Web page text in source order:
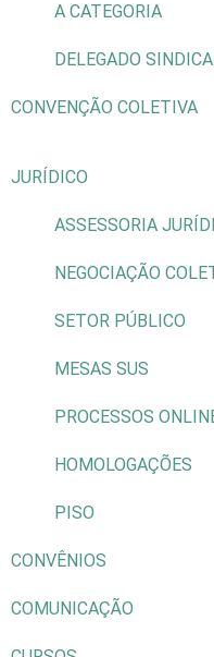
A CATEGORIA
DELEGADO
CONVENÇÃO COLETIVA
JURÍDICO
ASSESSORIA
NEGOCIAÇÃO
SETOR PÚBLICO
MESAS SUS
PROCESSOS
HOMOLOGAÇÕES
PISO
CONVÊNIOS
COMUNICAÇÃO